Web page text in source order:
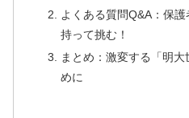
よくある質問Q&A：保
持って挑む！
まとめ：激変する「明
めに